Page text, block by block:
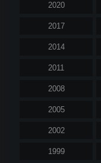
2020
2017
2014
2011
2008
2005
2002
1999